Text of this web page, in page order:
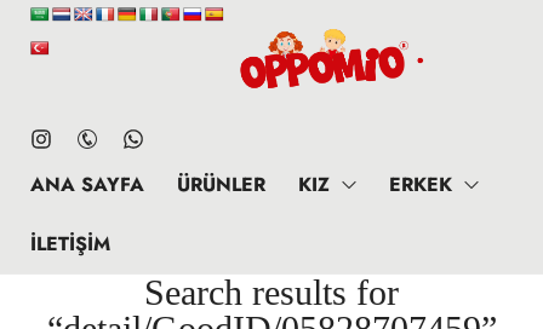
ANA SAYFA ÜRÜNLER KIZ ERKEK
İLETIŞIM
Search results for